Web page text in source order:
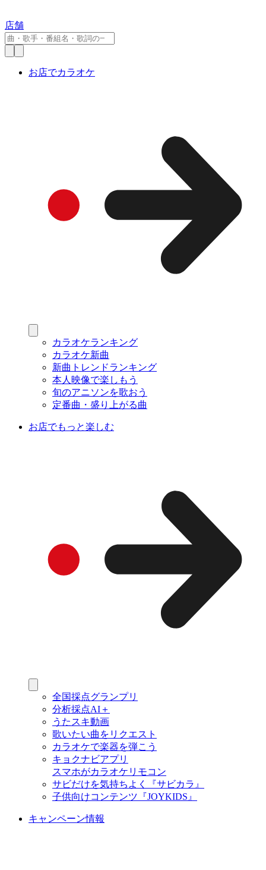
店舗
お店でカラオケ
カラオケランキング
カラオケ新曲
新曲トレンドランキング
本人映像で楽しもう
旬のアニソンを歌おう
定番曲・盛り上がる曲
お店でもっと楽しむ
全国採点グランプリ
分析採点AI＋
うたスキ動画
歌いたい曲をリクエスト
カラオケで楽器を弾こう
キョクナビアプリ
スマホがカラオケリモコン
サビだけを気持ちよく『サビカラ』
子供向けコンテンツ『JOYKIDS』
キャンペーン情報